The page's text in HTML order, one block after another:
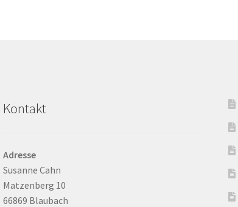
Kontakt
Adresse
Susanne Cahn
Matzenberg 10
66869 Blaubach